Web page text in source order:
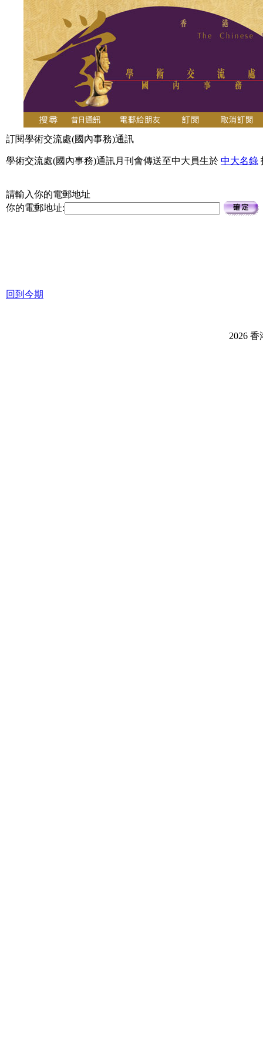
訂閱學術交流處(國內事務)通訊
學術交流處(國內事務)通訊月刊會傳送至中大員生於 中大名錄
請輸入你的電郵地址
你的電郵地址:
回到今期
2026